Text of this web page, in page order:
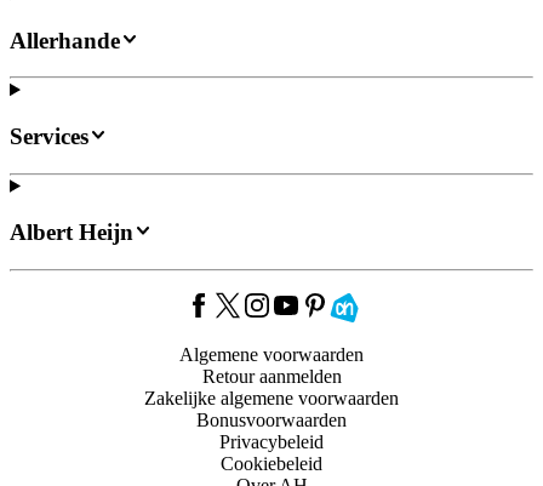
Allerhande
Services
Albert Heijn
Algemene voorwaarden
Retour aanmelden
Zakelijke algemene voorwaarden
Bonusvoorwaarden
Privacybeleid
Cookiebeleid